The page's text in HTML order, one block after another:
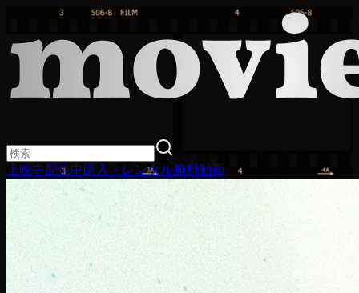
上映中配信中購入・レンタル無料動画